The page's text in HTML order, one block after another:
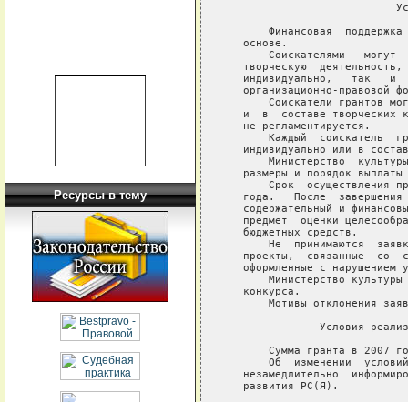
Ресурсы в тему
Финансовая
   основе.
Соискателями   могут
творческую
индивидуально,   так   и
организационно-правовой
Соискатели грантов
и  в  составе творческих
   не регламентируется.
Каждый  соискатель
индивидуально или в
Министерство
размеры и порядок выплаты
Срок  осуществления
года.   После
содержательный и
предмет  оценки
   бюджетных средств.
Не  принимаются
проекты,  связанные  со
оформленные с нарушением
Министерство
   конкурса.
Мотивы отклонения
Условия
Сумма гранта в 2007
Об  изменении
незамедлительно
   развития РС(Я).